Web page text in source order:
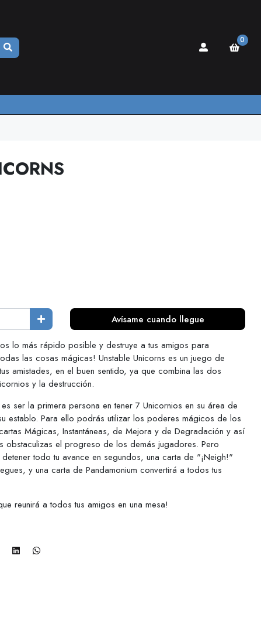
0
Avísame cuando llegue
lo más rápido posible y destruye a tus amigos para
las cosas mágicas! Unstable Unicorns es un juego de
amistades, en el buen sentido, ya que combina las dos
y la destrucción.
ser la primera persona en tener 7 Unicornios en su área de
establo. Para ello podrás utilizar los poderes mágicos de los
Mágicas, Instantáneas, de Mejora y de Degradación y así
obstaculizas el progreso de los demás jugadores. Pero
todo tu avance en segundos, una carta de "¡Neigh!"
y una carta de Pandamonium convertirá a todos tus
reunirá a todos tus amigos en una mesa!